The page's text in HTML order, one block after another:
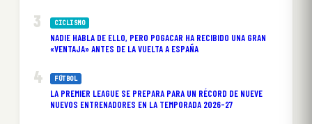
CICLISMO
NADIE HABLA DE ELLO, PERO POGACAR HA RECIBIDO UNA GRAN
«VENTAJA» ANTES DE LA VUELTA A ESPAÑA
FÚTBOL
LA PREMIER LEAGUE SE PREPARA PARA UN RÉCORD DE NUEVE
NUEVOS ENTRENADORES EN LA TEMPORADA 2026-27